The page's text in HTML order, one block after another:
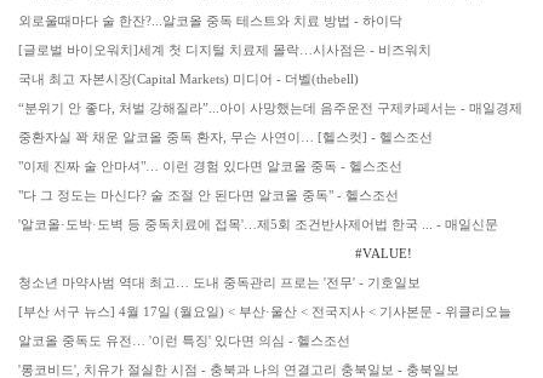
외로울때마다 술 한잔?...알코올 중독 테스트와 치료 방법 - 하이닥
[글로벌 바이오워치]세계 첫 디지털 치료제 몰락…시사점은 - 비즈워치
국내 최고 자본시장(Capital Markets) 미디어 - 더벨(thebell)
“분위기 안 좋다, 처벌 강해질라”...아이 사망했는데 음주운전 구제카페서는 - 매일경제
중환자실 꽉 채운 알코올 중독 환자, 무슨 사연이… [헬스컷] - 헬스조선
"이제 진짜 술 안마셔"… 이런 경험 있다면 알코올 중독 - 헬스조선
"다 그 정도는 마신다? 술 조절 안 된다면 알코올 중독" - 헬스조선
'알코올·도박·도벽 등 중독치료에 접목'…제5회 조건반사제어법 한국 ... - 매일신문
#VALUE!
청소년 마약사범 역대 최고… 도내 중독관리 프로는 '전무' - 기호일보
[부산 서구 뉴스] 4월 17일 (월요일) < 부산·울산 < 전국지사 < 기사본문 - 위클리오늘
알코올 중독도 유전… '이런 특징' 있다면 의심 - 헬스조선
'롱코비드', 치유가 절실한 시점 - 충북과 나의 연결고리 충북일보 - 충북일보